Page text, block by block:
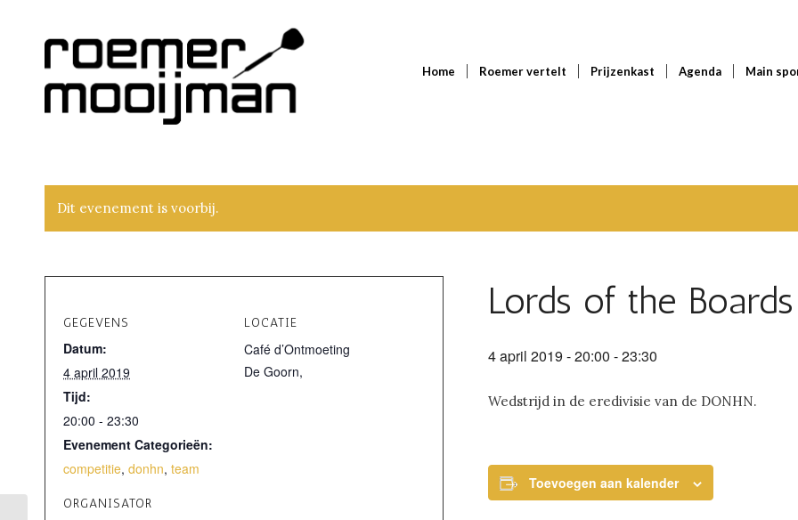
Home Roemer vertelt Prijzenkast Agenda Main
Dit evenement is voorbij.
Lords of the
4 april 2019 - 20:00 -23:30
Wedstrijd in de eredivisie van de DONHN.
Toevoegen aan kalender
GEGEVENS
Datum:
4 april 2019
Tijd:
20:00 - 23:30
Evenement Categorieën:
competitie, donhn, team
LOCATIE
Café d’Ontmoeting
De Goorn,
ORGANISATOR